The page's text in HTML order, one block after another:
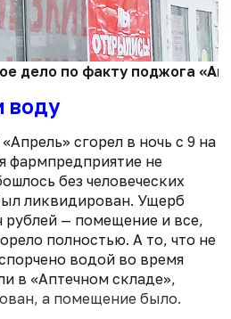
дело по факту поджога
воду
сгорел в ночь с 9 на
фармпредприятие не
без человеческих
ликвидирован. Ущерб
рублей — помещение и все,
полностью. А то, что не
водой во время
в «Аптечном складе»,
а помещение было.